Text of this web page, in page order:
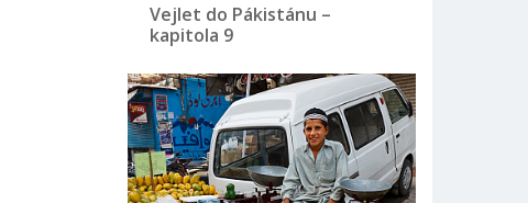
Vejlet do Pákistánu –
kapitola 9